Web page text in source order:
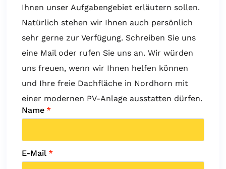
Ihnen unser Aufgabengebiet erläutern sollen.
Natürlich stehen wir Ihnen auch persönlich
sehr gerne zur Verfügung. Schreiben Sie uns
eine Mail oder rufen Sie uns an. Wir würden
uns freuen, wenn wir Ihnen helfen können
und Ihre freie Dachfläche in Nordhorn mit
einer modernen PV-Anlage ausstatten dürfen.
Name *
E-Mail *